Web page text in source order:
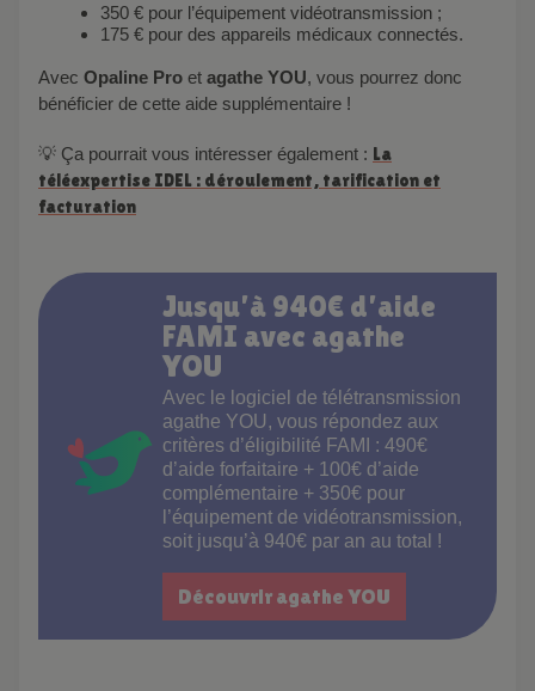
350 € pour l’équipement vidéotransmission ;
175 € pour des appareils médicaux connectés.
Avec Opaline Pro et agathe YOU, vous pourrez donc
bénéficier de cette aide supplémentaire !
💡 Ça pourrait vous intéresser également : La
téléexpertise IDEL : déroulement, tarification et
facturation
Jusqu’à 940€ d’aide
FAMI avec agathe
YOU
Avec le logiciel de télétransmission
agathe YOU, vous répondez aux
critères d’éligibilité FAMI : 490€
d’aide forfaitaire + 100€ d’aide
complémentaire + 350€ pour
l’équipement de vidéotransmission,
soit jusqu’à 940€ par an au total !
Découvrir agathe YOU